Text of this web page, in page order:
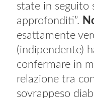
state in seguito
approfonditi”.
esattamente
(indipendente)
confermare in
relazione tra
sovrappeso